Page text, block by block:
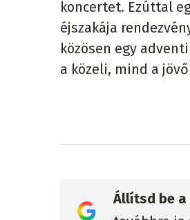
koncertet. Ezúttal
éjszakája
közösen egy
a közeli, mind a
Állítsd be